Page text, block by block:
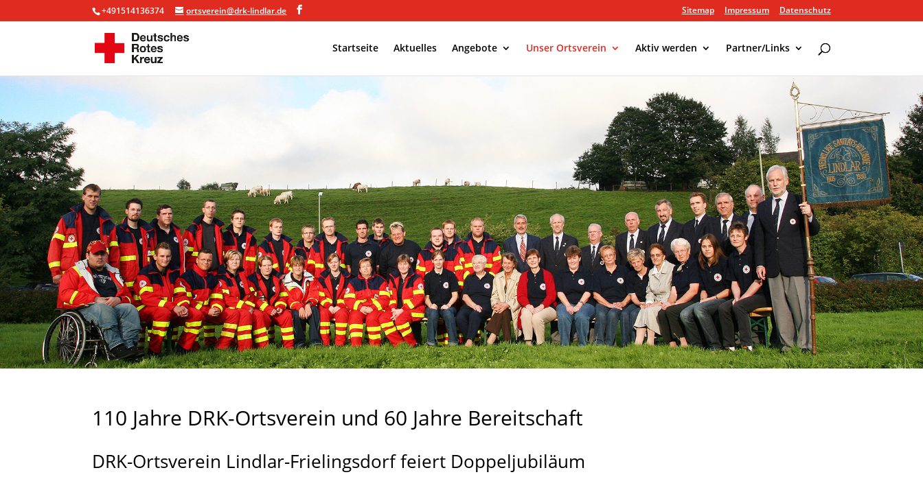
+491514136374 ortsverein@drk-lindlar.de Sitemap Impressum Datenschutz
Startseite Aktuelles Angebote Unser Ortsverein Aktiv werden Partner/Links
110 Jahre DRK-Ortsverein und 60 Jahre Bereitschaft
DRK-Ortsverein Lindlar-Frielingsdorf feiert Doppeljubiläum